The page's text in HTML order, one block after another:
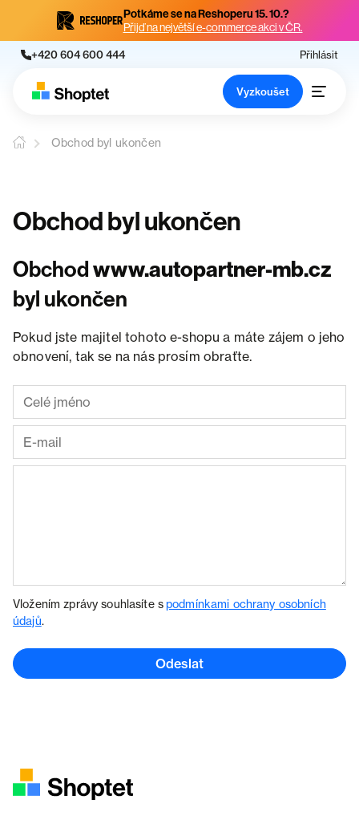
Potkáme se na Reshoperu 15. 10.?
Přijď na největší e-commerce akci v ČR.
+420 604 600 444 Přihlásit
Vyzkoušet
Obchod byl ukončen
Obchod byl ukončen
Obchodwww.autopartner-mb.cz
byl ukončen
Pokud jste majitel tohoto e-shopu a máte zájem o jeho
obnovení, tak se na nás prosím obraťte.
Vložením zprávy souhlasíte spodmínkami ochrany osobních
údajů.
Odeslat